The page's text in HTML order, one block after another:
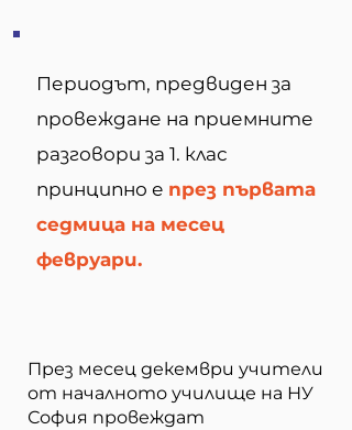
Периодът, предвиден за
провеждане на приемните
разговори за 1. клас
принципно е през първата
седмица на месец
февруари.
През месец декември учители
от началното училище на НУ
София провеждат